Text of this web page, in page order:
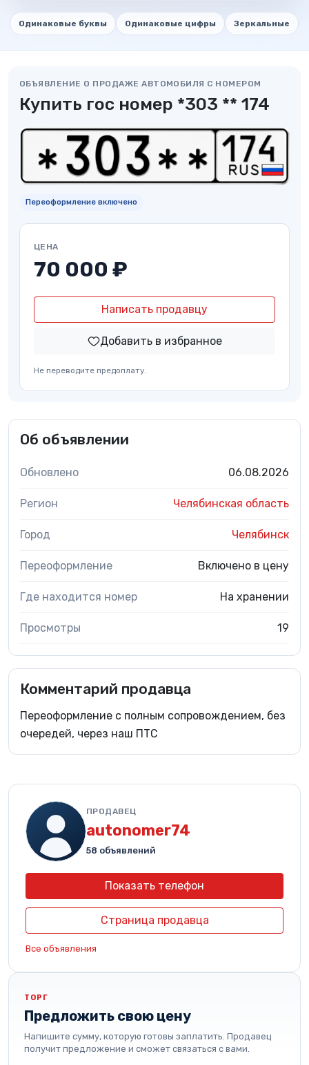
Одинаковые буквы Одинаковые цифры Зеркальные
ОБЪЯВЛЕНИЕ О ПРОДАЖЕ АВТОМОБИЛЯ С НОМЕРОМ
Купить гос номер *303 ** 174
Переоформление включено
ЦЕНА
70 000 ₽
Написать продавцу
Добавить в избранное
Не переводите предоплату.
Об объявлении
Обновлено 06.08.2026
Регион Челябинская область
Город Челябинск
Переоформление Включено в цену
Где находится номер На хранении
Просмотры 19
Комментарий продавца
Переоформление с полным сопровождением, без
очередей, через наш ПТС
ПРОДАВЕЦ
autonomer74
58 объявлений
Показать телефон
Страница продавца
Все объявления
ТОРГ
Предложить свою цену
Напишите сумму, которую готовы заплатить. Продавец
получит предложение и сможет связаться с вами.